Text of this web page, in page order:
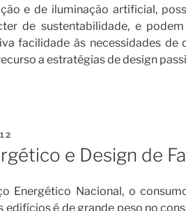
e de iluminação artificial,
de sustentabilidade, e
facilidade às necessidades de
a estratégias de design
e Design de
Energético Nacional, o
edifícios é de grande peso no